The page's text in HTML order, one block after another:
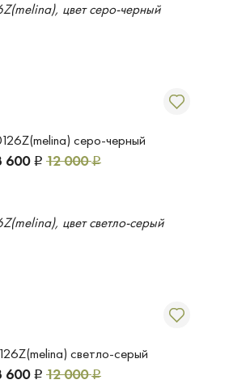
серо-черный
600 Р 12 000Р
светло-серый
600 Р 12 000Р